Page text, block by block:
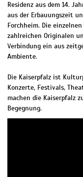
Residenz aus dem 14.
aus der Erbauungszeit
Forchheim. Die
zahlreichen Originalen
Verbindung ein aus
Ambiente.
Die Kaiserpfalz ist
Konzerte, Festivals,
machen die Kaiserpfalz
Begegnung.